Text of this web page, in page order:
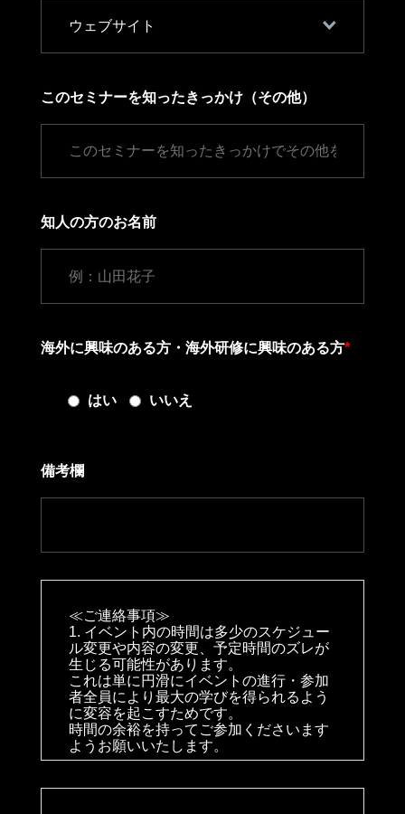
このセミナーを知ったきっかけ（その他）
知人の方のお名前
海外に興味のある方・海外研修に興味のある方*
はい いいえ
備考欄
≪ご連絡事項≫
1. イベント内の時間は多少のスケジュー
ル変更や内容の変更、予定時間のズレが
生じる可能性があります。
これは単に円滑にイベントの進行・参加
者全員により最大の学びを得られるよう
に変容を起こすためです。
時間の余裕を持ってご参加くださいます
ようお願いいたします。
トラブル・盗難等につきまして、主催